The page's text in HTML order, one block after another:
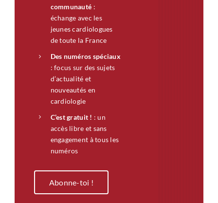
communauté :
échange avec les
jeunes cardiologues
de toute la France
Des numéros spéciaux
: focus sur des sujets
d’actualité et
nouveautés en
cardiologie
C’est gratuit ! : un
accès libre et sans
engagement à tous les
numéros
Abonne-toi !